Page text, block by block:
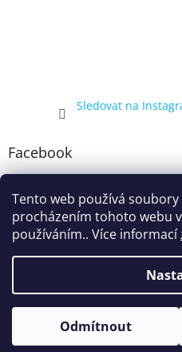
Tento web používá soubory
procházením tohoto webu
používáním.. Více informací
Odmítnout
Kompletní nabídka balíčků 4+1,
Sledovat na
Facebook
Copyright 2026ecigarka.cz